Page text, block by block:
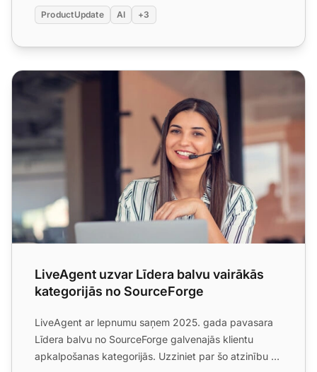
ProductUpdate AI +3
LiveAgent uzvar Līdera balvu vairākās kategorijās no
LiveAgent uzvar Līdera balvu vairākās
kategorijās no SourceForge
LiveAgent ar lepnumu saņem 2025. gada pavasara
Līdera balvu no SourceForge galvenajās klientu
apkalpošanas kategorijās. Uzziniet par šo atzinību un